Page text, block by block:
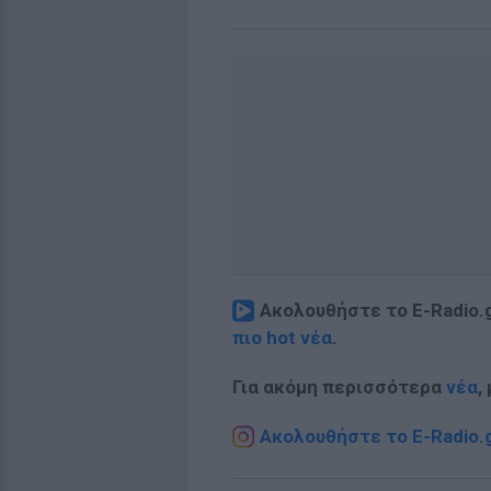
Ακολουθήστε το E-
πιο hot νέα.
Για ακόμη περισσότερα νέα,
Ακολουθήστε το E-